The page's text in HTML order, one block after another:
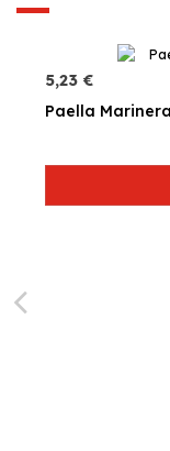
5,23 €
Paella